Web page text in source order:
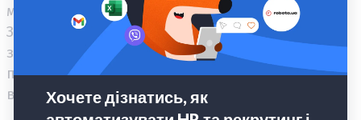
моменту, коли ці зміни починають діяти.
Залежно від змісту контрофера компанії може
знадобитися оформити додаткову угоду, наказ
про переведення, зміну окладу або інші
внутрішні документи.